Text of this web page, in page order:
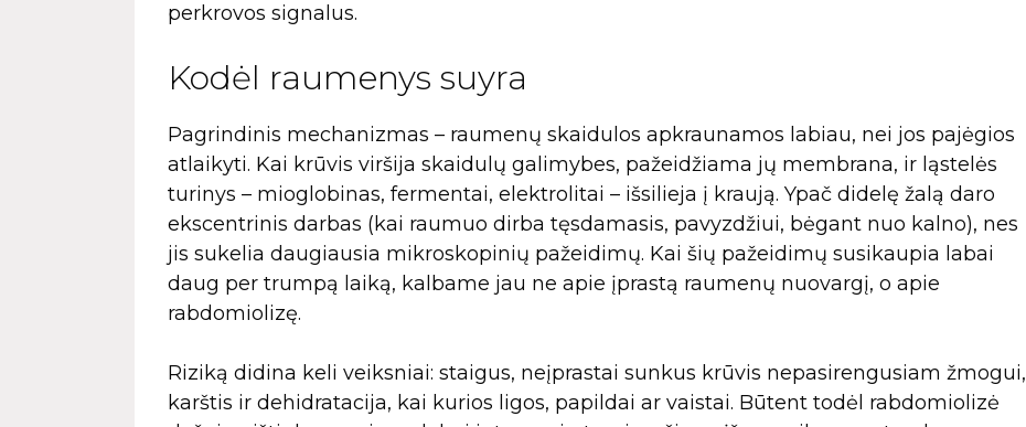
perkrovos signalus.
Kodėl raumenys suyra
Pagrindinis mechanizmas – raumenų skaidulos apkraunamos labiau, nei jos pajėgios
atlaikyti. Kai krūvis viršija skaidulų galimybes, pažeidžiama jų membrana, ir ląstelės
turinys – mioglobinas, fermentai, elektrolitai – išsilieja į kraują. Ypač didelę žalą daro
ekscentrinis darbas (kai raumuo dirba tęsdamasis, pavyzdžiui, bėgant nuo kalno), nes
jis sukelia daugiausia mikroskopinių pažeidimų. Kai šių pažeidimų susikaupia labai
daug per trumpą laiką, kalbame jau ne apie įprastą raumenų nuovargį, o apie
rabdomiolizę.
Riziką didina keli veiksniai: staigus, neįprastai sunkus krūvis nepasirengusiam žmogui,
karštis ir dehidratacija, kai kurios ligos, papildai ar vaistai. Būtent todėl rabdomiolizė